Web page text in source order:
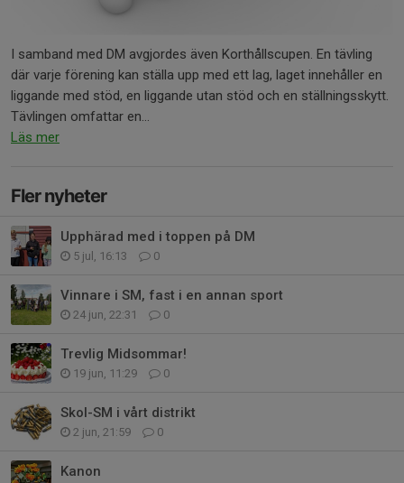
I samband med DM avgjordes även Korthållscupen. En tävling
där varje förening kan ställa upp med ett lag, laget innehåller en
liggande med stöd, en liggande utan stöd och en ställningsskytt.
Tävlingen omfattar en...
Läs mer
Fler nyheter
Upphärad med i toppen på DM
5 jul, 16:13 0
Vinnare i SM, fast i en annan sport
24 jun, 22:31 0
Trevlig Midsommar!
19 jun, 11:29 0
Skol-SM i vårt distrikt
2 jun, 21:59 0
Kanon